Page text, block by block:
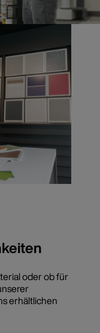
oder ob für
erhältlichen